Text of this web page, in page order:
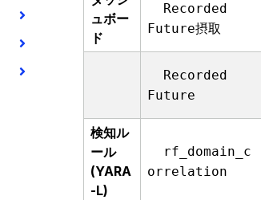
ュボー
ド
Recorded
Future摂取
Recorded
Future
検知ル
ール
(YARA
-L)
rf_domain_c
orrelation